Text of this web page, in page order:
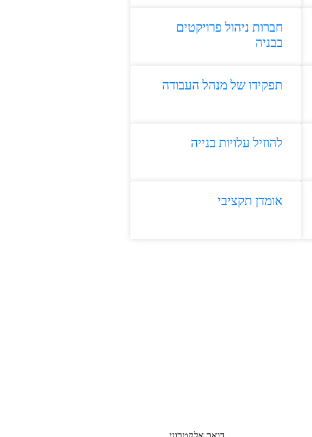
חברות ניהול פרויקטים
בבניה
תפקידו של מנהל העבודה
להוזיל עלויות בנייה
אומדן תקציבי